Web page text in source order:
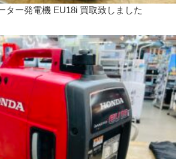
ター発電機 EU18i 買取致しました